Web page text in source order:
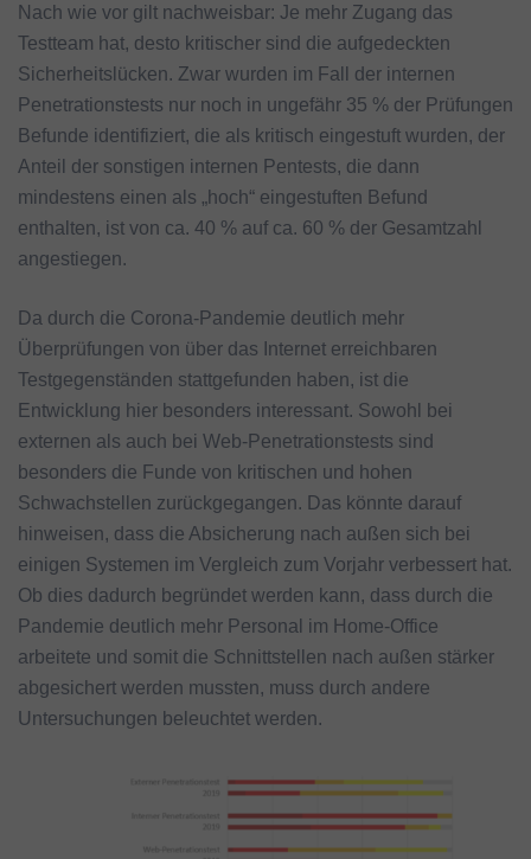
Nach wie vor gilt nachweisbar: Je mehr Zugang das
Testteam hat, desto kritischer sind die aufgedeckten
Sicherheitslücken. Zwar wurden im Fall der internen
Penetrationstests nur noch in ungefähr 35 % der Prüfungen
Befunde identifiziert, die als kritisch eingestuft wurden, der
Anteil der sonstigen internen Pentests, die dann
mindestens einen als „hoch“ eingestuften Befund
enthalten, ist von ca. 40 % auf ca. 60 % der Gesamtzahl
angestiegen.
Da durch die Corona-Pandemie deutlich mehr
Überprüfungen von über das Internet erreichbaren
Testgegenständen stattgefunden haben, ist die
Entwicklung hier besonders interessant. Sowohl bei
externen als auch bei Web-Penetrationstests sind
besonders die Funde von kritischen und hohen
Schwachstellen zurückgegangen. Das könnte darauf
hinweisen, dass die Absicherung nach außen sich bei
einigen Systemen im Vergleich zum Vorjahr verbessert hat.
Ob dies dadurch begründet werden kann, dass durch die
Pandemie deutlich mehr Personal im Home-Office
arbeitete und somit die Schnittstellen nach außen stärker
abgesichert werden mussten, muss durch andere
Untersuchungen beleuchtet werden.